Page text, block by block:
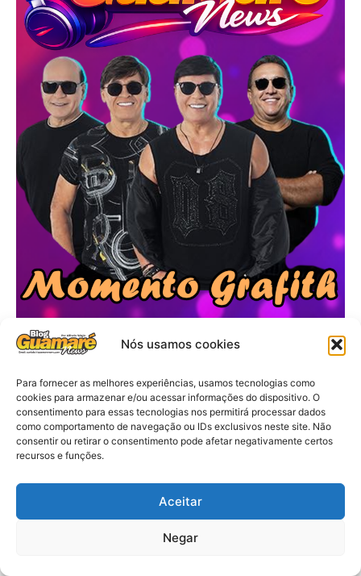
Nós usamos cookies
Para fornecer as melhores experiências, usamos tecnologias como
cookies para armazenar e/ou acessar informações do dispositivo. O
consentimento para essas tecnologias nos permitirá processar dados
como comportamento de navegação ou IDs exclusivos neste site. Não
consentir ou retirar o consentimento pode afetar negativamente certos
recursos e funções.
Aceitar
Negar